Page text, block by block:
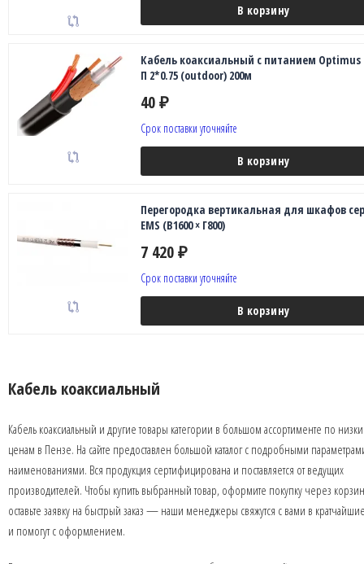
В корзину
Кабель коаксиальный с питанием
П 2*0.75 (outdoor) 200м
40 ₽
Срок поставки уточняйте
В корзину
Перегородка вертикальная для шкафов
EMS (В1600 × Г800)
7 420 ₽
Срок поставки уточняйте
В корзину
Кабель коаксиальный
Кабель коаксиальный и другие товары категории в большом ассортименте по
ценам в Пензе. На сайте предоставлен большой каталог с подробными
наименованиями. Вся продукция сертифицирована и поставляется от ведущих
производителей. Чтобы купить выбранный товар, оформите покупку через
оставьте заявку на быстрый заказ — наши менеджеры свяжутся с вами в
и помогут с оформлением.